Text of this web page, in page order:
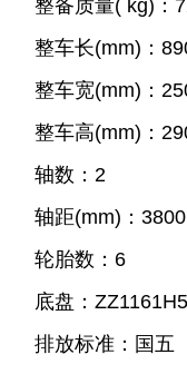
整备质量( kg) ：
整车长(mm) ：
整车宽(mm) ：
整车高(mm) ：
轴数： 2
轴距(mm) ：
轮胎数： 6
底盘：
排放标准：国五